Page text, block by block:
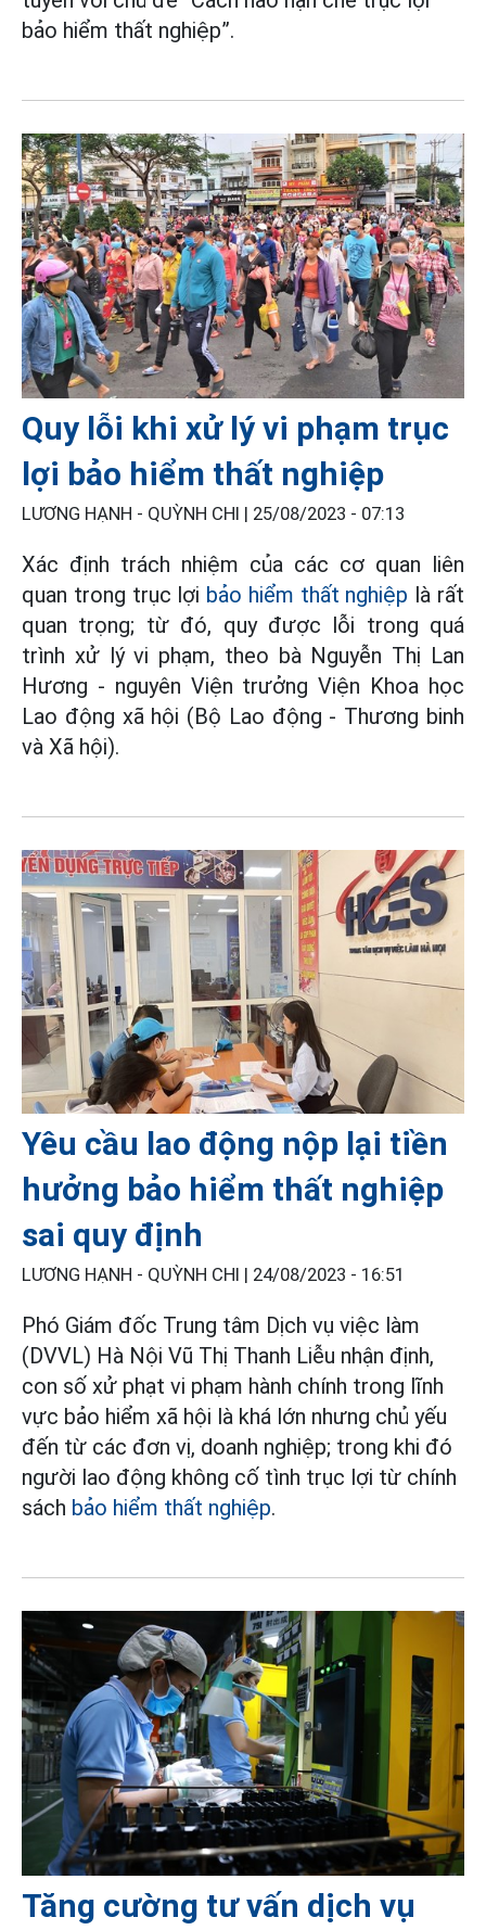
bảo hiểm thất nghiệp”.
Quy lỗi khi xử lý vi phạm trục
lợi bảo hiểm thất nghiệp
LƯƠNG HẠNH - QUỲNH CHI | 25/08/2023 - 07:13
Xác định trách nhiệm của các cơ quan liên
quan trong trục lợi bảo hiểm thất nghiệp là rất
quan trọng; từ đó, quy được lỗi trong quá
trình xử lý vi phạm, theo bà Nguyễn Thị Lan
Hương - nguyên Viện trưởng Viện Khoa học
Lao động xã hội (Bộ Lao động - Thương binh
và Xã hội).
Yêu cầu lao động nộp lại tiền
hưởng bảo hiểm thất nghiệp
sai quy định
LƯƠNG HẠNH - QUỲNH CHI | 24/08/2023 - 16:51
Phó Giám đốc Trung tâm Dịch vụ việc làm
(DVVL) Hà Nội Vũ Thị Thanh Liễu nhận định,
con số xử phạt vi phạm hành chính trong lĩnh
vực bảo hiểm xã hội là khá lớn nhưng chủ yếu
đến từ các đơn vị, doanh nghiệp; trong khi đó
người lao động không cố tình trục lợi từ chính
sách bảo hiểm thất nghiệp.
Tăng cường tư vấn dịch vụ